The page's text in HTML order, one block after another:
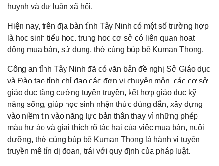
huynh và dư luận xã hội.
Hiện nay, trên địa bàn tỉnh Tây Ninh có một số trường hợp
là học sinh tiểu học, trung học cơ sở có liên quan hoạt
động mua bán, sử dụng, thờ cúng búp bê Kuman Thong.
Công an tỉnh Tây Ninh đã có văn bản đề nghị Sở Giáo dục
và Đào tạo tỉnh chỉ đạo các đơn vị chuyên môn, các cơ sở
giáo dục tăng cường tuyên truyền, kết hợp giáo dục kỹ
năng sống, giúp học sinh nhận thức đúng đắn, xây dựng
vào niềm tin vào năng lực bản thân thay vì những phép
màu hư ảo và giải thích rõ tác hại của việc mua bán, nuôi
dưỡng, thờ cúng búp bê Kuman Thong là hành vi tuyên
truyền mê tín dị đoan, trái với quy định của pháp luật.